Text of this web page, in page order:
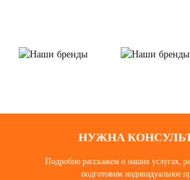
НУЖНА
Подробно расскажем о наших услугах,
подготовим индивидуальное